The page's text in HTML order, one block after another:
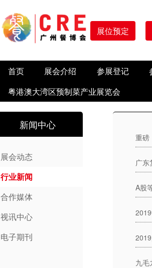
展位预定
首页 展会介绍 参展登记
粤港澳大湾区预制菜产业展览会
新闻中心
展会动态
行业新闻
合作媒体
视讯中心
电子期刊
广东
A股
九毛